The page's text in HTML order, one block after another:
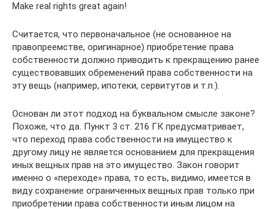
Make real rights great again!
Считается, что первоначальное (не основанное на
правопреемстве, оригинарное) приобретение права
собственности должно приводить к прекращению ранее
существовавших обременений права собственности на
эту вещь (например, ипотеки, сервитутов и т.п.).
Основан ли этот подход на буквальном смысле законе?
Похоже, что да. Пункт 3 ст. 216 ГК предусматривает,
что переход права собственности на имущество к
другому лицу не является основанием для прекращения
иных вещных прав на это имущество. Закон говорит
именно о «переходе» права, то есть, видимо, имеется в
виду сохранение ограниченных вещных прав только при
приобретении права собственности иным лицом на